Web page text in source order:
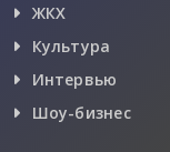
ЖКХ
Культура
Интервью
Шоу-бизнес